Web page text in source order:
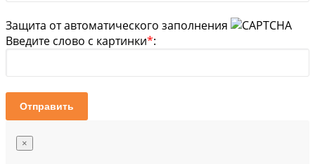
Защита от автоматического заполнения
Введите слово с картинки*:
Отправить
×